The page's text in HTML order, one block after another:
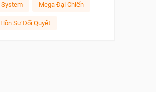
System Mega Đại Chiến
Hồn Sư Đối Quyết